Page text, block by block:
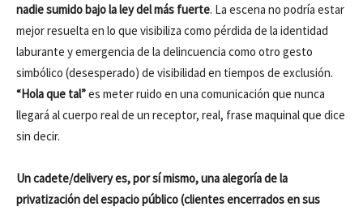
nadie sumido bajo la ley del más fuerte. La escena no podría estar
mejor resuelta en lo que visibiliza como pérdida de la identidad
laburante y emergencia de la delincuencia como otro gesto
simbólico (desesperado) de visibilidad en tiempos de exclusión.
“Hola que tal”es meter ruido en una comunicación que nunca
llegará al cuerpo real de un receptor, real, frase maquinal que dice
sin decir.
Un cadete/delivery es, por sí mismo, una alegoría de la
privatización del espacio público (clientes encerrados en sus